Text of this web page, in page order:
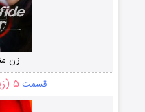
زن
قسمت ۵ (زیرنویس)